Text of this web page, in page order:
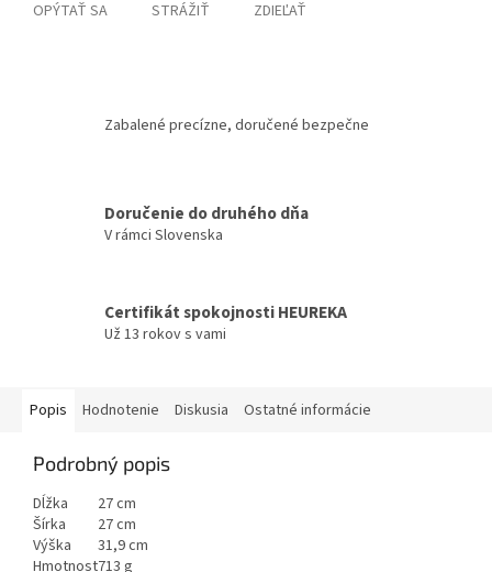
OPÝTAŤ SA STRÁŽIŤ ZDIEĽAŤ
Zabalené precízne, doručené bezpečne
Doručenie do druhého dňa
V rámci Slovenska
Certifikát spokojnosti HEUREKA
Už 13 rokov s vami
Popis Hodnotenie Diskusia Ostatné informácie
Podrobný popis
Dĺžka
27 cm
Šírka
27 cm
Výška
31,9 cm
Hmotnost713 g